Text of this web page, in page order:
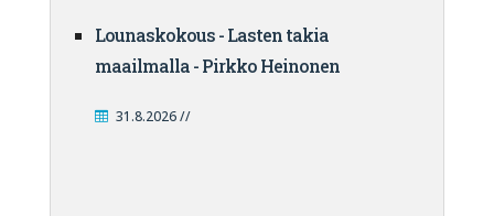
Lounaskokous - Lasten takia
maailmalla - Pirkko Heinonen
31.8.2026 //